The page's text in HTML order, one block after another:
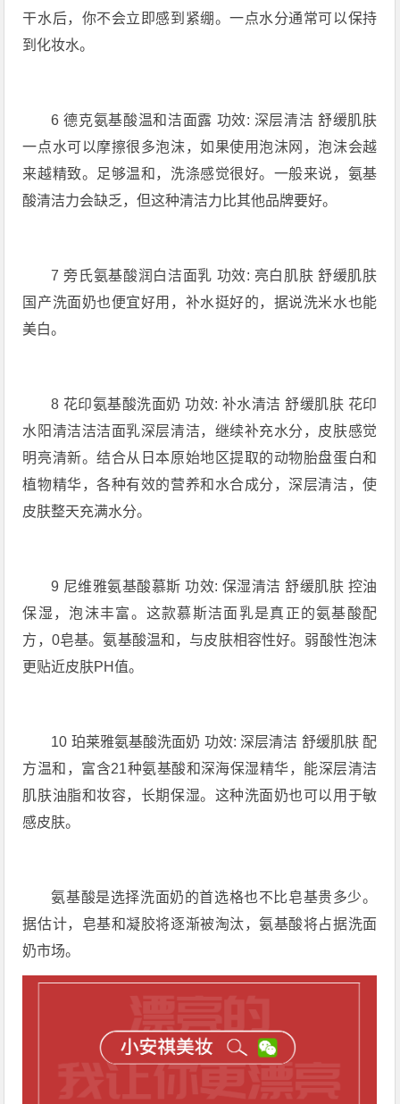
干水后，你不会立即感到紧绷。一点水分通常可以保持
到化妆水。
6 德克氨基酸温和洁面露 功效: 深层清洁 舒缓肌肤
一点水可以摩擦很多泡沫，如果使用泡沫网，泡沫会越
来越精致。足够温和，洗涤感觉很好。一般来说，氨基
酸清洁力会缺乏，但这种清洁力比其他品牌要好。
7 旁氏氨基酸润白洁面乳 功效: 亮白肌肤 舒缓肌肤
国产洗面奶也便宜好用，补水挺好的，据说洗米水也能
美白。
8 花印氨基酸洗面奶 功效: 补水清洁 舒缓肌肤 花印
水阳清洁洁洁面乳深层清洁，继续补充水分，皮肤感觉
明亮清新。结合从日本原始地区提取的动物胎盘蛋白和
植物精华，各种有效的营养和水合成分，深层清洁，使
皮肤整天充满水分。
9 尼维雅氨基酸慕斯 功效: 保湿清洁 舒缓肌肤 控油
保湿，泡沫丰富。这款慕斯洁面乳是真正的氨基酸配
方，0皂基。氨基酸温和，与皮肤相容性好。弱酸性泡沫
更贴近皮肤PH值。
10 珀莱雅氨基酸洗面奶 功效: 深层清洁 舒缓肌肤 配
方温和，富含21种氨基酸和深海保湿精华，能深层清洁
肌肤油脂和妆容，长期保湿。这种洗面奶也可以用于敏
感皮肤。
氨基酸是选择洗面奶的首选格也不比皂基贵多少。
据估计，皂基和凝胶将逐渐被淘汰，氨基酸将占据洗面
奶市场。